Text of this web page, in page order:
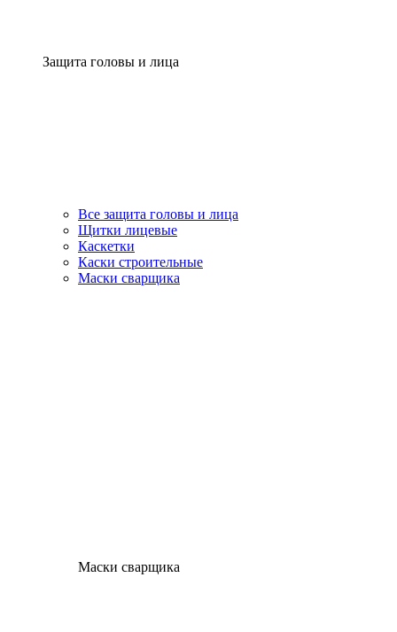
Защита головы и лица
Все защита головы и лица
Щитки лицевые
Каскетки
Каски строительные
Маски сварщика
Маски сварщика